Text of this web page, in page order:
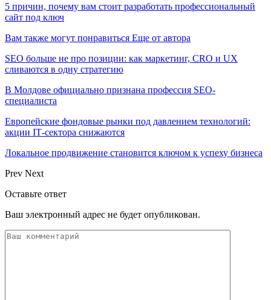
5 причин, почему вам стоит разработать профессиональный
сайт под ключ
Вам также могут понравиться Еще от автора
SEO больше не про позиции: как маркетинг, CRO и UX
сливаются в одну стратегию
В Молдове официально признана профессия SEO-
специалиста
Европейские фондовые рынки под давлением технологий:
акции IT‑сектора снижаются
Локальное продвижение становится ключом к успеху бизнеса
Prev Next
Оставьте ответ
Ваш электронный адрес не будет опубликован.